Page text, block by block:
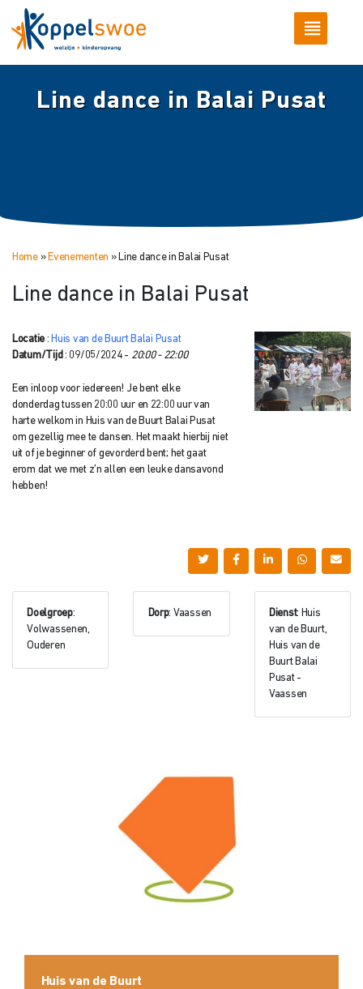
Line dance in Balai Pusat
Home» Evenementen » Line dance in Balai Pusat
Line dance in Balai Pusat
Locatie : Huis van de Buurt Balai Pusat
Datum/Tijd : 09/05/2024 - 20:00 - 22:00
Een inloop voor iedereen! Je bent elke
donderdag tussen 20:00 uur en 22:00 uur van
harte welkom in Huis van de Buurt Balai Pusat
om gezellig mee te dansen. Het maakt hierbij niet
uit of je beginner of gevorderd bent; het gaat
erom dat we met z’n allen een leuke dansavond
hebben!
Doelgroep:
Volwassenen,
Ouderen
Dorp: Vaassen Dienst: Huis
van de Buurt,
Huis van de
Buurt Balai
Pusat -
Vaassen
Huis van de Buurt